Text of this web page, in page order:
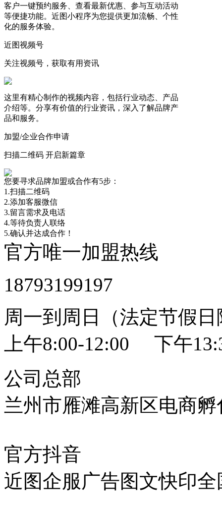
客户一键预约服务、查看最新优惠、参与互动活动
等便捷功能。近图小程序为您提供更加流畅、个性
化的服务体验。
近图视频号
关注视频号，获取有用资讯
这里有精心制作的视频内容，包括行业动态、产品
介绍等。分享有价值的行业资讯，深入了解品牌产
品和服务。
加盟/企业合作申请
扫描二维码 开启新篇章
您要寻求品牌加盟或合作有5步：
1.扫描二维码
2.添加客服微信
3.留言需求及电话
4.等待负责人联络
5.确认并达成合作！
官方唯一加盟热线
18793199197
周一到周日（法定节假
上午8:00-12:00 下午
公司总部
兰州市雁滩高新区电商孵
官方抖音
近图企服广告图文快印全